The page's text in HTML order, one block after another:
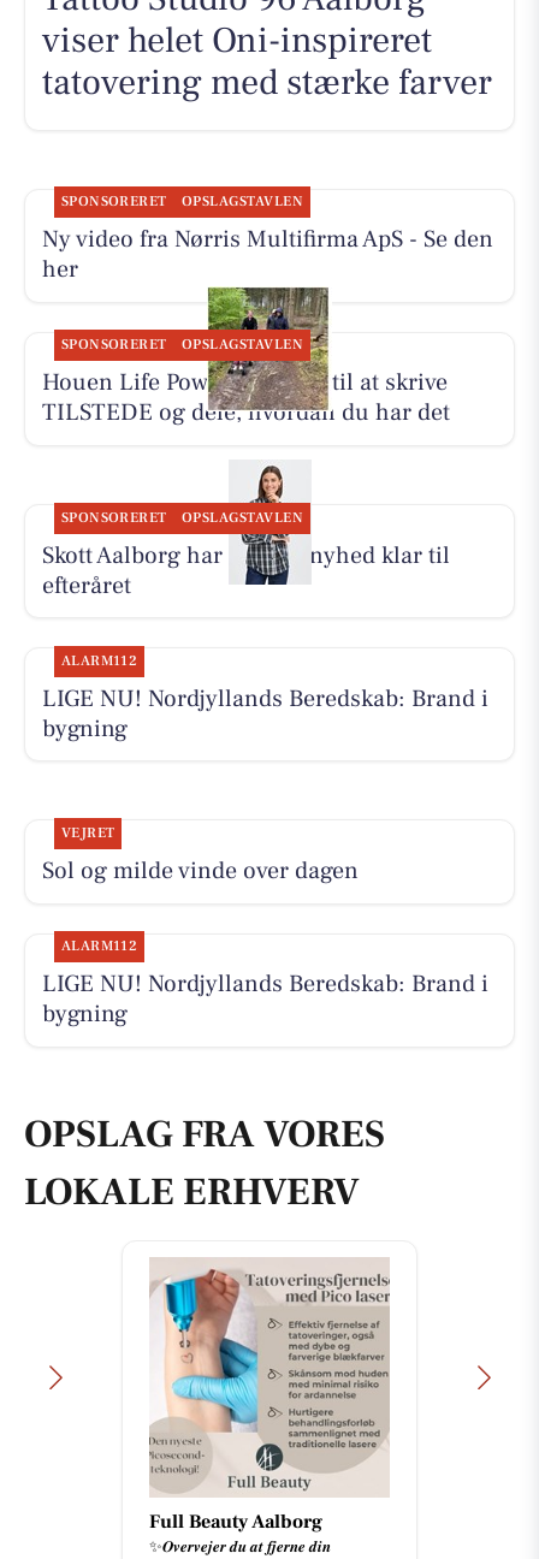
viser helet Oni-inspireret
tatovering med stærke farver
SPONSORERET OPSLAGSTAVLEN
Ny video fra Nørris Multifirma ApS - Se den
her
SPONSORERET OPSLAGSTAVLEN
Houen Life Power inviterer til at skrive
TILSTEDE og dele, hvordan du har det
SPONSORERET OPSLAGSTAVLEN
Skott Aalborg har Fransa-nyhed klar til
efteråret
ALARM112
LIGE NU! Nordjyllands Beredskab: Brand i
bygning
VEJRET
Sol og milde vinde over dagen
ALARM112
LIGE NU! Nordjyllands Beredskab: Brand i
bygning
OPSLAG FRA VORES
LOKALE ERHVERV
Full Beauty Aalborg
✨𝑶𝒗𝒆𝒓𝒗𝒆𝒋𝒆𝒓 𝒅𝒖 𝒂𝒕 𝒇𝒋𝒆𝒓𝒏𝒆 𝒅𝒊𝒏